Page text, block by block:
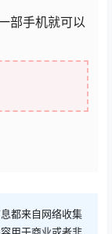
部手机就可以
都来自网络收集